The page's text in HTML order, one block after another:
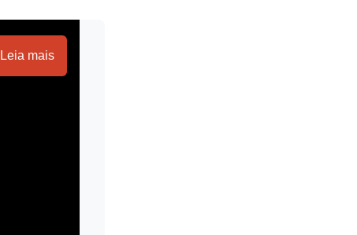
Leia mais